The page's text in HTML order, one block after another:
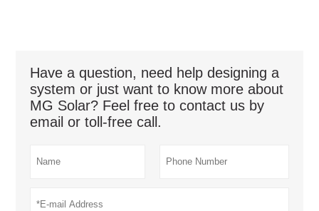
Have a question, need help designing a
system or just want to know more about
MG Solar? Feel free to contact us by
email or toll-free call.